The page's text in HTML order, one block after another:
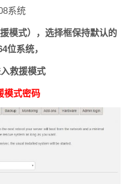
系统
模式），选择框保持默认的
位系统，
救援模式
模式密码